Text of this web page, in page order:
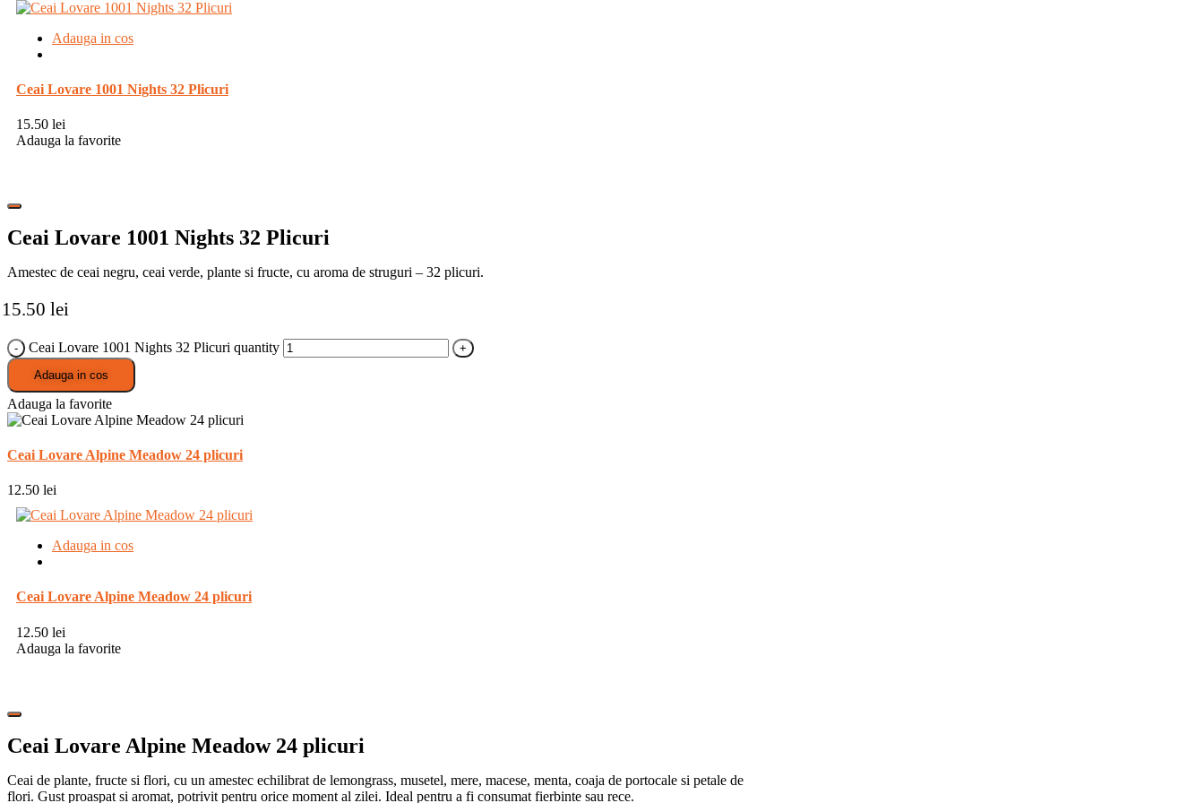
Adauga in cos
Ceai Lovare 1001 Nights 32 Plicuri
15.50 lei
Adauga la favorite
Ceai Lovare 1001 Nights 32 Plicuri
Amestec de ceai negru, ceai verde, plante si fructe, cu aroma de struguri – 32 plicuri.
15.50 lei
Ceai Lovare 1001 Nights 32 Plicuri quantity
Adauga in cos
Adauga la favorite
Ceai Lovare Alpine Meadow 24 plicuri
12.50 lei
Adauga in cos
Ceai Lovare Alpine Meadow 24 plicuri
12.50 lei
Adauga la favorite
Ceai Lovare Alpine Meadow 24 plicuri
Ceai de plante, fructe si flori, cu un amestec echilibrat de lemongrass, musetel, mere, macese, menta, coaja de portocale si petale de
flori. Gust proaspat si aromat, potrivit pentru orice moment al zilei. Ideal pentru a fi consumat fierbinte sau rece.